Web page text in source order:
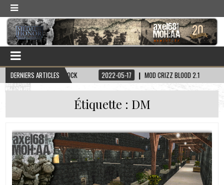
DERNIERS ARTICLES
CAPITAINE HADDOCK 2022-05-17 MOD CRIZZ BLOOD 2.1
Étiquette : DM